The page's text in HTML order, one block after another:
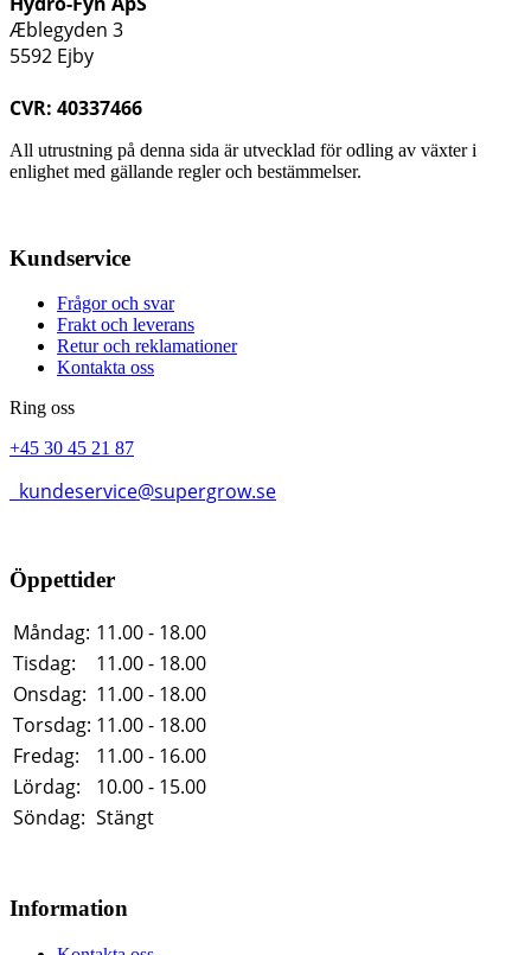
Æblegyden 3
5592 Ejby
CVR: 40337466
All utrustning på denna sida är utvecklad för odling av växter i
enlighet med gällande regler och bestämmelser.
Kundservice
Frågor och svar
Frakt och leverans
Retur och reklamationer
Kontakta oss
Ring oss
+45 30 45 21 87
kundeservice@supergrow.se
Öppettider
Måndag: 11.00 - 18.00
Tisdag:
11.00 - 18.00
Onsdag: 11.00 - 18.00
Torsdag: 11.00 - 18.00
Fredag:
11.00 - 16.00
Lördag:
10.00 - 15.00
Söndag: Stängt
Information